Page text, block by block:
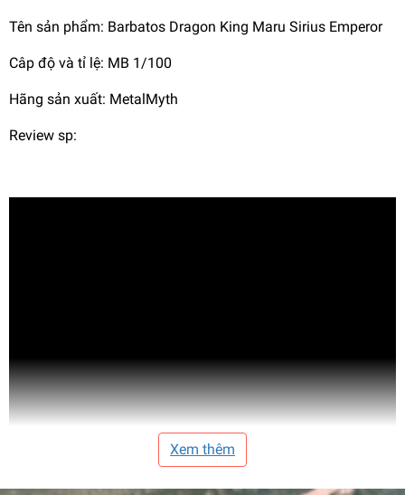
Tên sản phẩm: Barbatos Dragon King Maru Sirius Emperor
Câp độ và tỉ lệ: MB 1/100
Hãng sản xuất: MetalMyth
Review sp:
Xem thêm